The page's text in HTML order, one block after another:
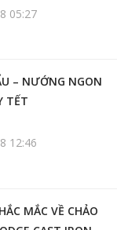
05:27
– NƯỚNG NGON
TẾT
12:46
MẮC VỀ CHẢO